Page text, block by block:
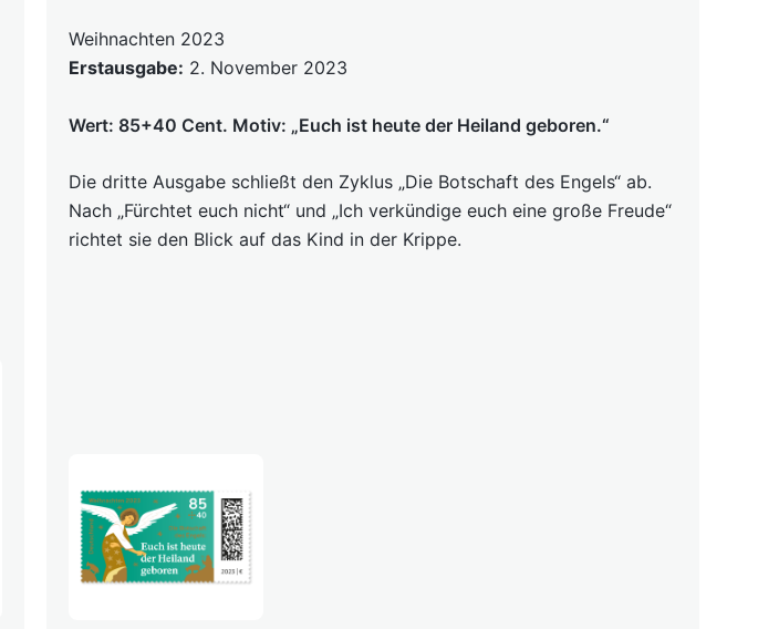
Weihnachten 2023
Erstausgabe: 2. November 2023
Wert: 85+40 Cent. Motiv: „Euch ist heute der Heiland geboren.“
Die dritte Ausgabe schließt den Zyklus „Die Botschaft des Engels“ ab.
Nach „Fürchtet euch nicht“ und „Ich verkündige euch eine große Freude“
richtet sie den Blick auf das Kind in der Krippe.